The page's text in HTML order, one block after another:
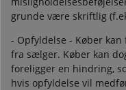
grunde være skriftlig
- Opfyldelse - Køber
fra sælger. Køber kan
foreligger en hindring,
hvis opfyldelse vil